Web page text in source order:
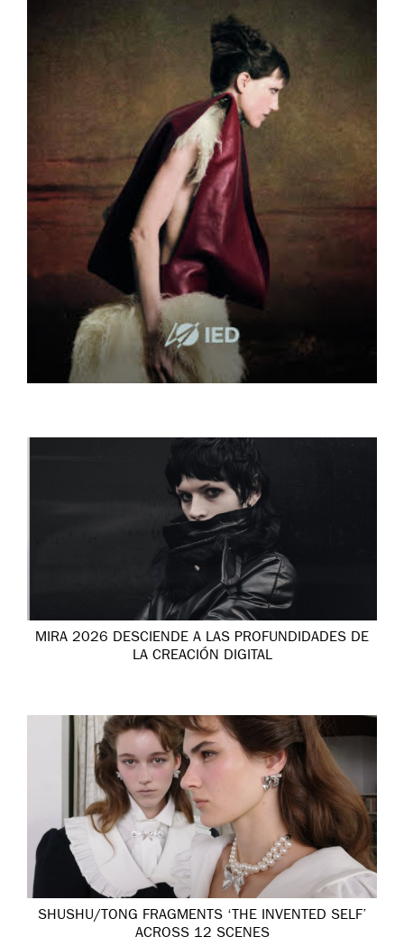
MIRA 2026 DESCIENDE A LAS PROFUNDIDADES DE
LA CREACIÓN DIGITAL
SHUSHU/TONG FRAGMENTS ‘THE INVENTED SELF’
ACROSS 12 SCENES